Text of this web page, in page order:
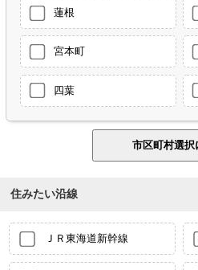
蓮根
宮本町
四葉
住みたい沿線
ＪＲ東海道新幹線